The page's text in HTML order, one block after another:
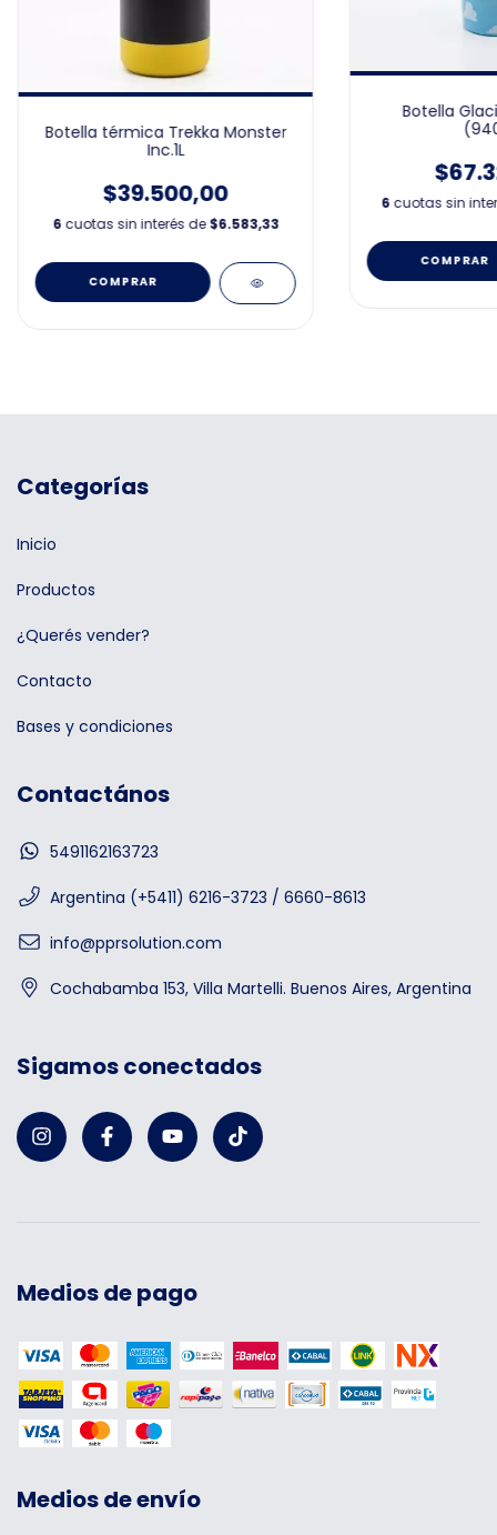
Botella térmica Trekka Monster
Inc.1L
$39.500,00
6 cuotas sin interés de$6.583,33
Botella
6 cuotas sin
Categorías
Inicio
Productos
¿Querés vender?
Contacto
Bases y condiciones
Contactános
5491162163723
Argentina (+5411) 6216-3723 / 6660-8613
info@pprsolution.com
Cochabamba 153, Villa Martelli. Buenos Aires, Argentina
Sigamos conectados
Medios de pago
Medios de envío